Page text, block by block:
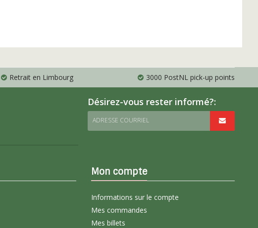
Retrait en Limbourg 3000 PostNL pick-up points
Désirez-vous rester informé?:
ADRESSE COURRIEL
Mon compte
Informations sur le compte
Mes commandes
Mes billets